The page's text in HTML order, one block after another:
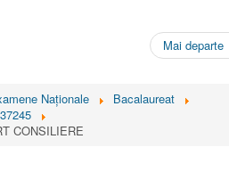
Mai departe
Naționale
Bacalaureat
CONSILIERE